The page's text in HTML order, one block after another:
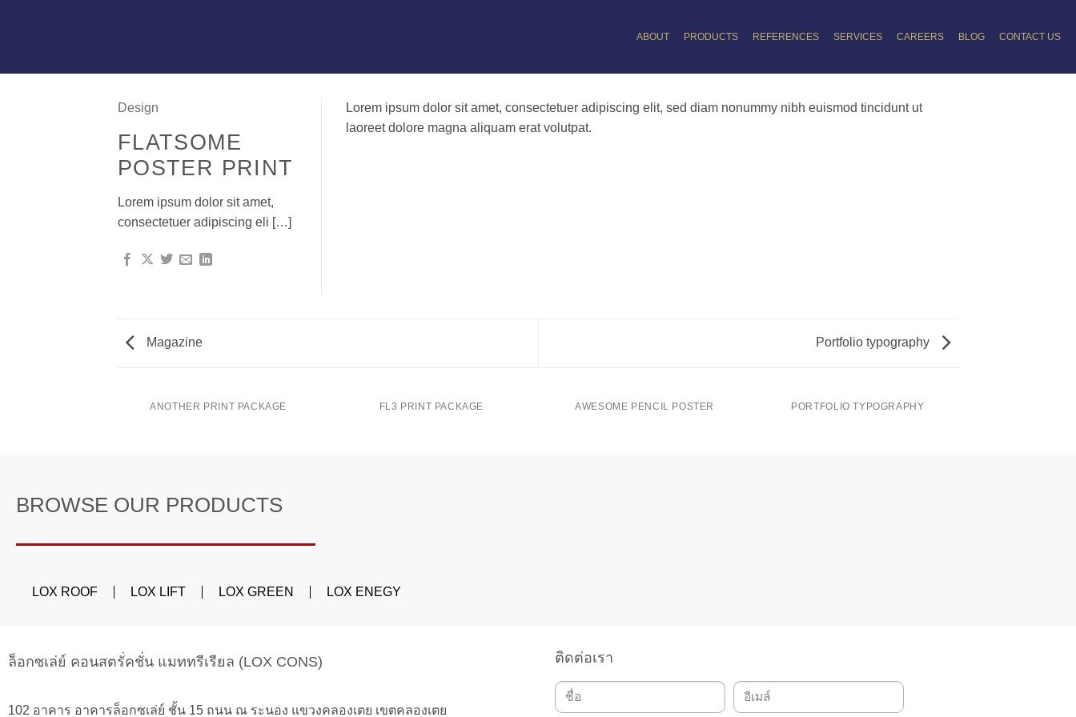
ABOUT PRODUCTS REFERENCES SERVICES CAREERS BLOG CONTACT US
Design
FLATSOME
POSTER PRINT
Lorem ipsum dolor sit amet,
consectetuer adipiscing eli […]
Lorem ipsum dolor sit amet, consectetuer adipiscing elit, sed diam nonummy nibh euismod tincidunt ut
laoreet dolore magna aliquam erat volutpat.
Magazine Portfolio typography
ANOTHER PRINT PACKAGE FL3 PRINT PACKAGE AWESOME PENCIL POSTER PORTFOLIO TYPOGRAPHY
BROWSE OUR PRODUCTS
LOX ROOF LOX LIFT LOX GREEN LOX ENEGY
ล็อกซเล่ย์ คอนสตรั่คชั่น แมททรีเรียล (LOX CONS)
102 อาคาร อาคารล็อกซเล่ย์ ชั้น 15 ถนน ณ ระนอง แขวงคลองเตย เขตคลองเตย
ติดต่อเรา